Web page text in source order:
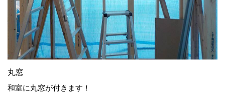
丸窓
和室に丸窓が付きます！